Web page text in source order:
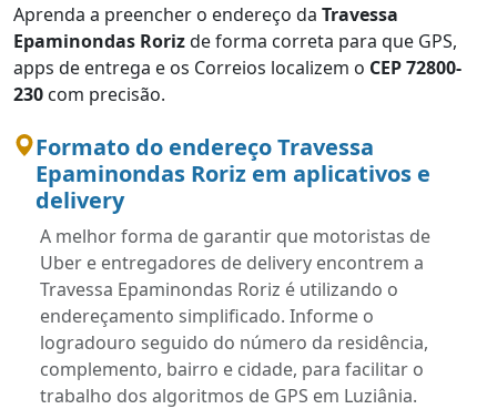
Aprenda a preencher o endereço da Travessa
Epaminondas Rorizde forma correta para que GPS,
apps de entrega e os Correios localizem o CEP 72800-
230 com precisão.
Formato do endereço Travessa
Epaminondas Roriz em aplicativos e
delivery
A melhor forma de garantir que motoristas de
Uber e entregadores de delivery encontrem a
Travessa Epaminondas Roriz é utilizando o
endereçamento simplificado. Informe o
logradouro seguido do número da residência,
complemento, bairro e cidade, para facilitar o
trabalho dos algoritmos de GPS em Luziânia.